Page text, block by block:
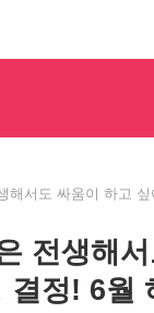
해서도 싸움이 하고
전생해
정! 6월